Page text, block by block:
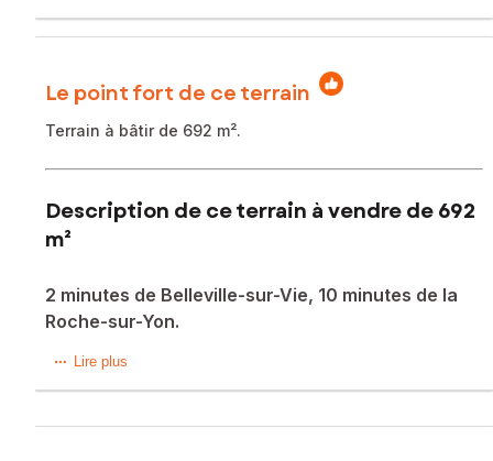
Le point fort de ce terrain
Terrain à bâtir de 692 m².
Description de ce terrain à vendre de 692
m²
2 minutes de Belleville-sur-Vie, 10 minutes de la
Roche-sur-Yon.
Situé dans la commune de Bellevigny, ce terrain à bâtir sur
proximité immédiate des commodités facilitera un quotidien
Lire plus